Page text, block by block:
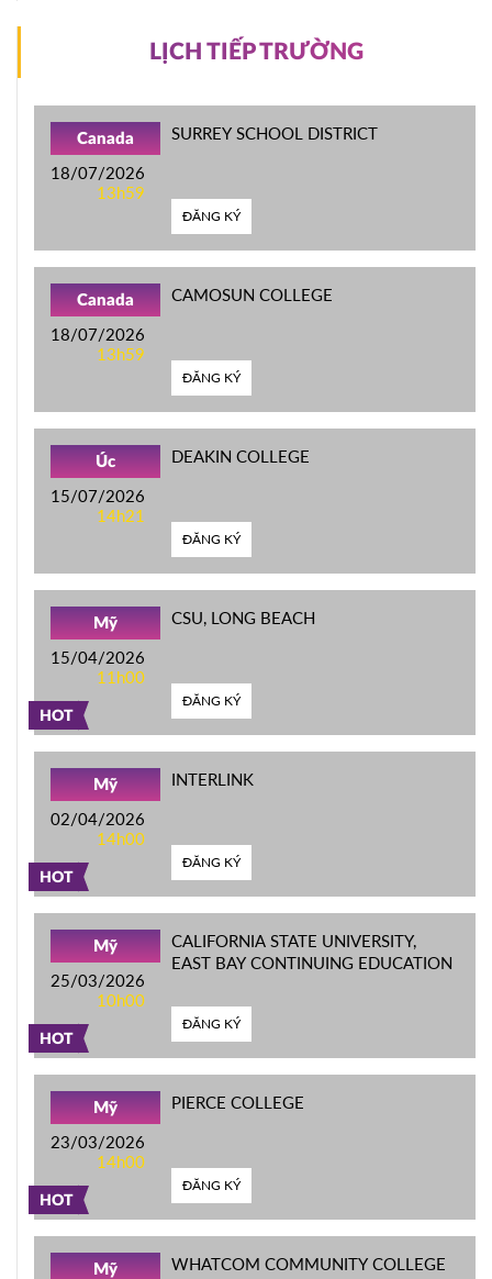
LỊCH TIẾP TRƯỜNG
Canada
18/07/2026
13h59
SURREY SCHOOL DISTRICT
ĐĂNG KÝ
Canada
18/07/2026
13h59
CAMOSUN COLLEGE
ĐĂNG KÝ
Úc
15/07/2026
14h21
DEAKIN COLLEGE
ĐĂNG KÝ
HOT
Mỹ
15/04/2026
11h00
CSU, LONG BEACH
ĐĂNG KÝ
HOT
Mỹ
02/04/2026
14h00
INTERLINK
ĐĂNG KÝ
HOT
Mỹ
25/03/2026
10h00
CALIFORNIA STATE UNIVERSITY,
EAST BAY CONTINUING EDUCATION
ĐĂNG KÝ
HOT
Mỹ
23/03/2026
14h00
PIERCE COLLEGE
ĐĂNG KÝ
Mỹ WHATCOM COMMUNITY COLLEGE